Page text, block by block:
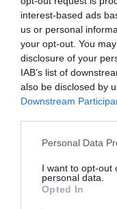
interest-based ads
us or personal
your opt-out. You
disclosure of your
IAB’s list of
also be disclosed by
Downstream
Personal Data
I want to opt-out
personal data.
Opted In
Además, el salón
como el Espacio
destinadas a
STEM, y la Feria
Simuladas,
proyectos
AñadirVIA
Mantente
actualidad
ACTIVAR